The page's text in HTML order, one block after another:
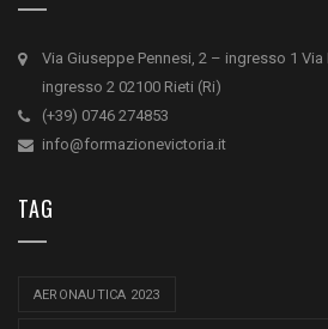
Via Giuseppe Pennesi, 2 – ingresso 1
ingresso 2 02100 Rieti (Ri)
(+39) 0746 274853
info@formazionevictoria.it
TAG
AERONAUTICA 2023